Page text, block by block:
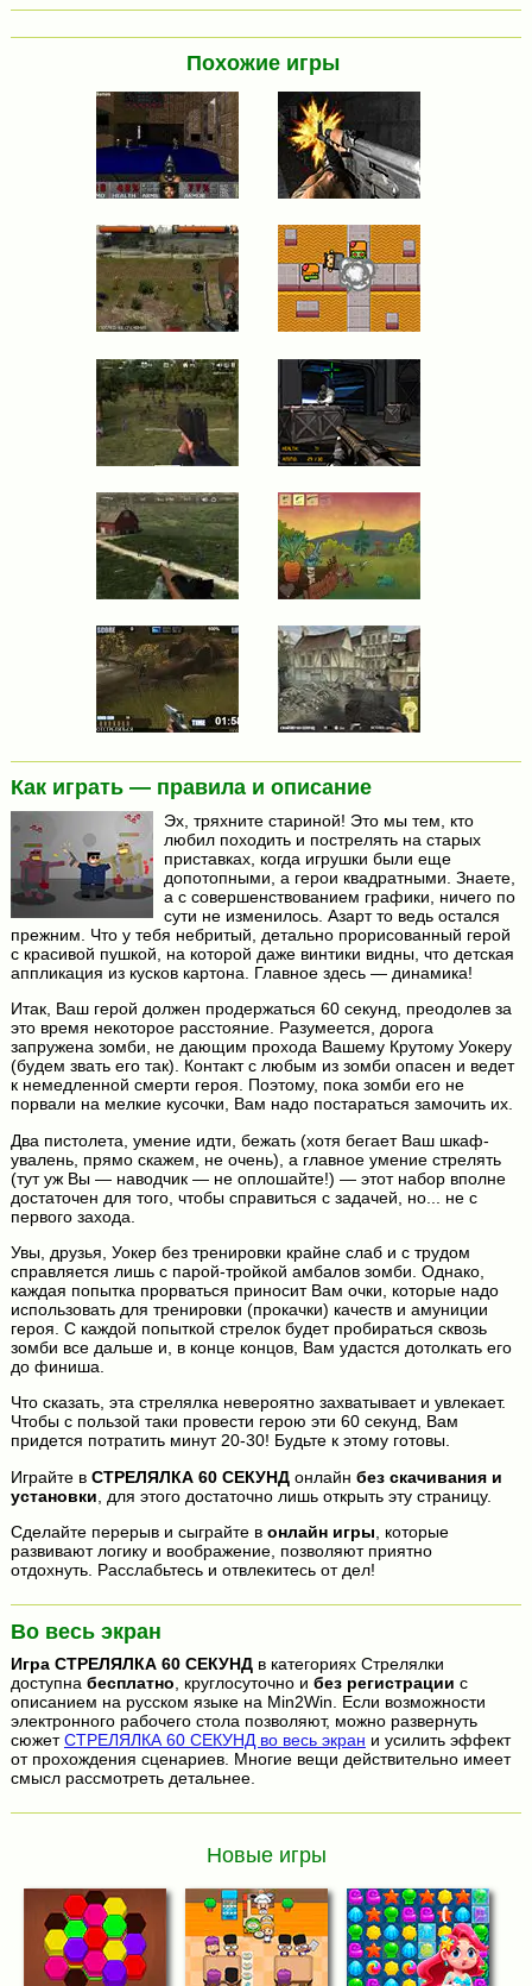
Похожие игры
Как играть — правила и описание
Эх, тряхните стариной! Это мы тем, кто
любил походить и пострелять на старых
приставках, когда игрушки были еще
допотопными, а герои квадратными. Знаете,
а с совершенствованием графики, ничего по
сути не изменилось. Азарт то ведь остался
прежним. Что у тебя небритый, детально прорисованный герой
с красивой пушкой, на которой даже винтики видны, что детская
аппликация из кусков картона. Главное здесь — динамика!
Итак, Ваш герой должен продержаться 60 секунд, преодолев за
это время некоторое расстояние. Разумеется, дорога
запружена зомби, не дающим прохода Вашему Крутому Уокеру
(будем звать его так). Контакт с любым из зомби опасен и ведет
к немедленной смерти героя. Поэтому, пока зомби его не
порвали на мелкие кусочки, Вам надо постараться замочить их.
Два пистолета, умение идти, бежать (хотя бегает Ваш шкаф-
увалень, прямо скажем, не очень), а главное умение стрелять
(тут уж Вы — наводчик — не оплошайте!) — этот набор вполне
достаточен для того, чтобы справиться с задачей, но... не с
первого захода.
Увы, друзья, Уокер без тренировки крайне слаб и с трудом
справляется лишь с парой-тройкой амбалов зомби. Однако,
каждая попытка прорваться приносит Вам очки, которые надо
использовать для тренировки (прокачки) качеств и амуниции
героя. С каждой попыткой стрелок будет пробираться сквозь
зомби все дальше и, в конце концов, Вам удастся дотолкать его
до финиша.
Что сказать, эта стрелялка невероятно захватывает и увлекает.
Чтобы с пользой таки провести герою эти 60 секунд, Вам
придется потратить минут 20-30! Будьте к этому готовы.
Играйте в СТРЕЛЯЛКА 60 СЕКУНДонлайн без скачивания и
установки , для этого достаточно лишь открыть эту страницу.
Сделайте перерыв и сыграйте в онлайн игры , которые
развивают логику и воображение, позволяют приятно
отдохнуть. Расслабьтесь и отвлекитесь от дел!
Во весь экран
Игра СТРЕЛЯЛКА 60 СЕКУНДв категориях Стрелялки
доступна бесплатно , круглосуточно и без регистрации с
описанием на русском языке на Min2Win. Если возможности
электронного рабочего стола позволяют, можно развернуть
сюжетСТРЕЛЯЛКА 60 СЕКУНД во весь экран и усилить эффект
от прохождения сценариев. Многие вещи действительно имеет
смысл рассмотреть детальнее.
Новые игры